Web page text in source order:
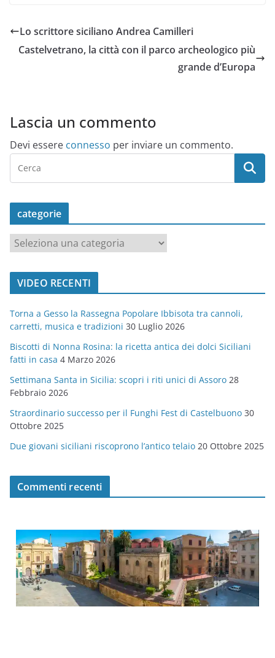
Lo scrittore siciliano Andrea Camilleri
Castelvetrano, la città con il parco archeologico più
grande d’Europa
Lascia un commento
Devi essere connesso per inviare un commento.
categorie
a
t
o
r
i
e
VIDEO RECENTI
Torna a Gesso la Rassegna Popolare Ibbisota tra cannoli,
carretti, musica e tradizioni 30 Luglio 2026
Biscotti di Nonna Rosina: la ricetta antica dei dolci Siciliani
fatti in casa 4 Marzo 2026
Settimana Santa in Sicilia: scopri i riti unici di Assoro 28
Febbraio 2026
Straordinario successo per il Funghi Fest di Castelbuono 30
Ottobre 2025
Due giovani siciliani riscoprono l’antico telaio 20 Ottobre 2025
Commenti recenti